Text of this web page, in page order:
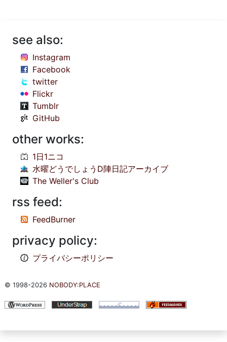
see also:
Instagram
Facebook
twitter
Flickr
Tumblr
GitHub
other works:
1日1ニコ
水曜どうでしょうD陣日記アーカイブ
The Weller's Club
rss feed:
FeedBurner
privacy policy:
プライバシーポリシー
© 1998-2026 NOBODY:PLACE